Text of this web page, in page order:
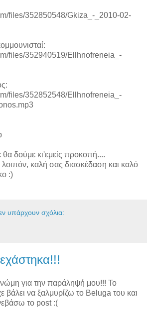
files/352850548/Gkiza_-_2010-02-
files/352940519/Ellhnofreneia_-
files/352852548/Ellhnofreneia_-
δούμε κι'εμείς προκοπή....
καλή σας διασκέδαση και καλό
:)
υπάρχουν σχόλια:
για την παράληψή μου!!! Το
βάλει να ξαλμυρίζω το Beluga του και
το post :(